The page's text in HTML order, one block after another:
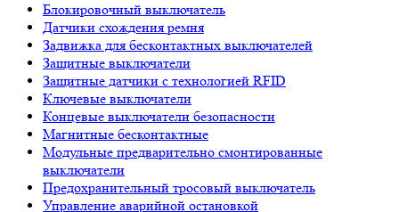
Блокировочный выключатель
Датчики схождения ремня
Задвижка для бесконтактных выключателей
Защитные выключатели
Защитные датчики с технологией RFID
Ключевые выключатели
Концевые выключатели безопасности
Магнитные бесконтактные
Модульные предварительно смонтированные
выключатели
Предохранительный тросовый выключатель
Управление аварийной остановкой